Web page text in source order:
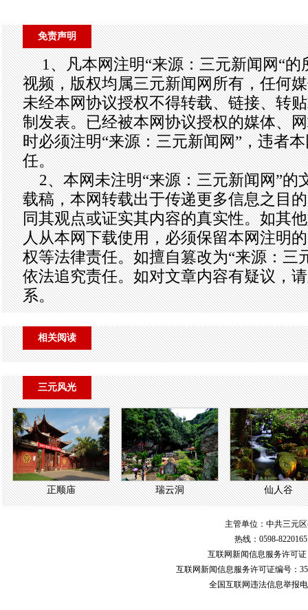
免责声明
1、凡本网注明“来源：三元新闻网“
视频，版权均属三元新闻网所有，任何
未经本网协议授权不得转载、链接、转
制发表。已经被本网协议授权的媒体、
时必须注明“来源：三元新闻网”，违者
任。
2、本网未注明“来源：三元新闻网”的
载稿，本网转载出于传递更多信息之目
同其观点或证实其内容的真实性。如其
人从本网下载使用，必须保留本网注明
权等法律责任。如擅自篡改为“来源：三
依法追究责任。如对文章内容有疑议，
系。
相关阅读
三元风光
正顺庙 瑞云洞 仙人谷
主管单位：中共三元
热线：0598-
互联网新闻信息服务许可证
互联网新闻信息服务许可证编号：
全国互联网违法信息举报